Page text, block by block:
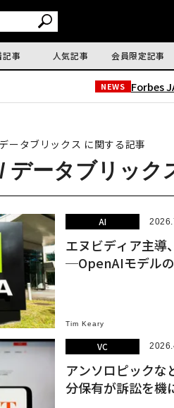
記事 人気記事 会員限定記事
NEWS Forbes
ータブリックス に関する記事
データブリック
AI
エヌビディア主
─OpenAIモデル
Tim Keary
VC
アンソロピックな
分保有が訴訟を機